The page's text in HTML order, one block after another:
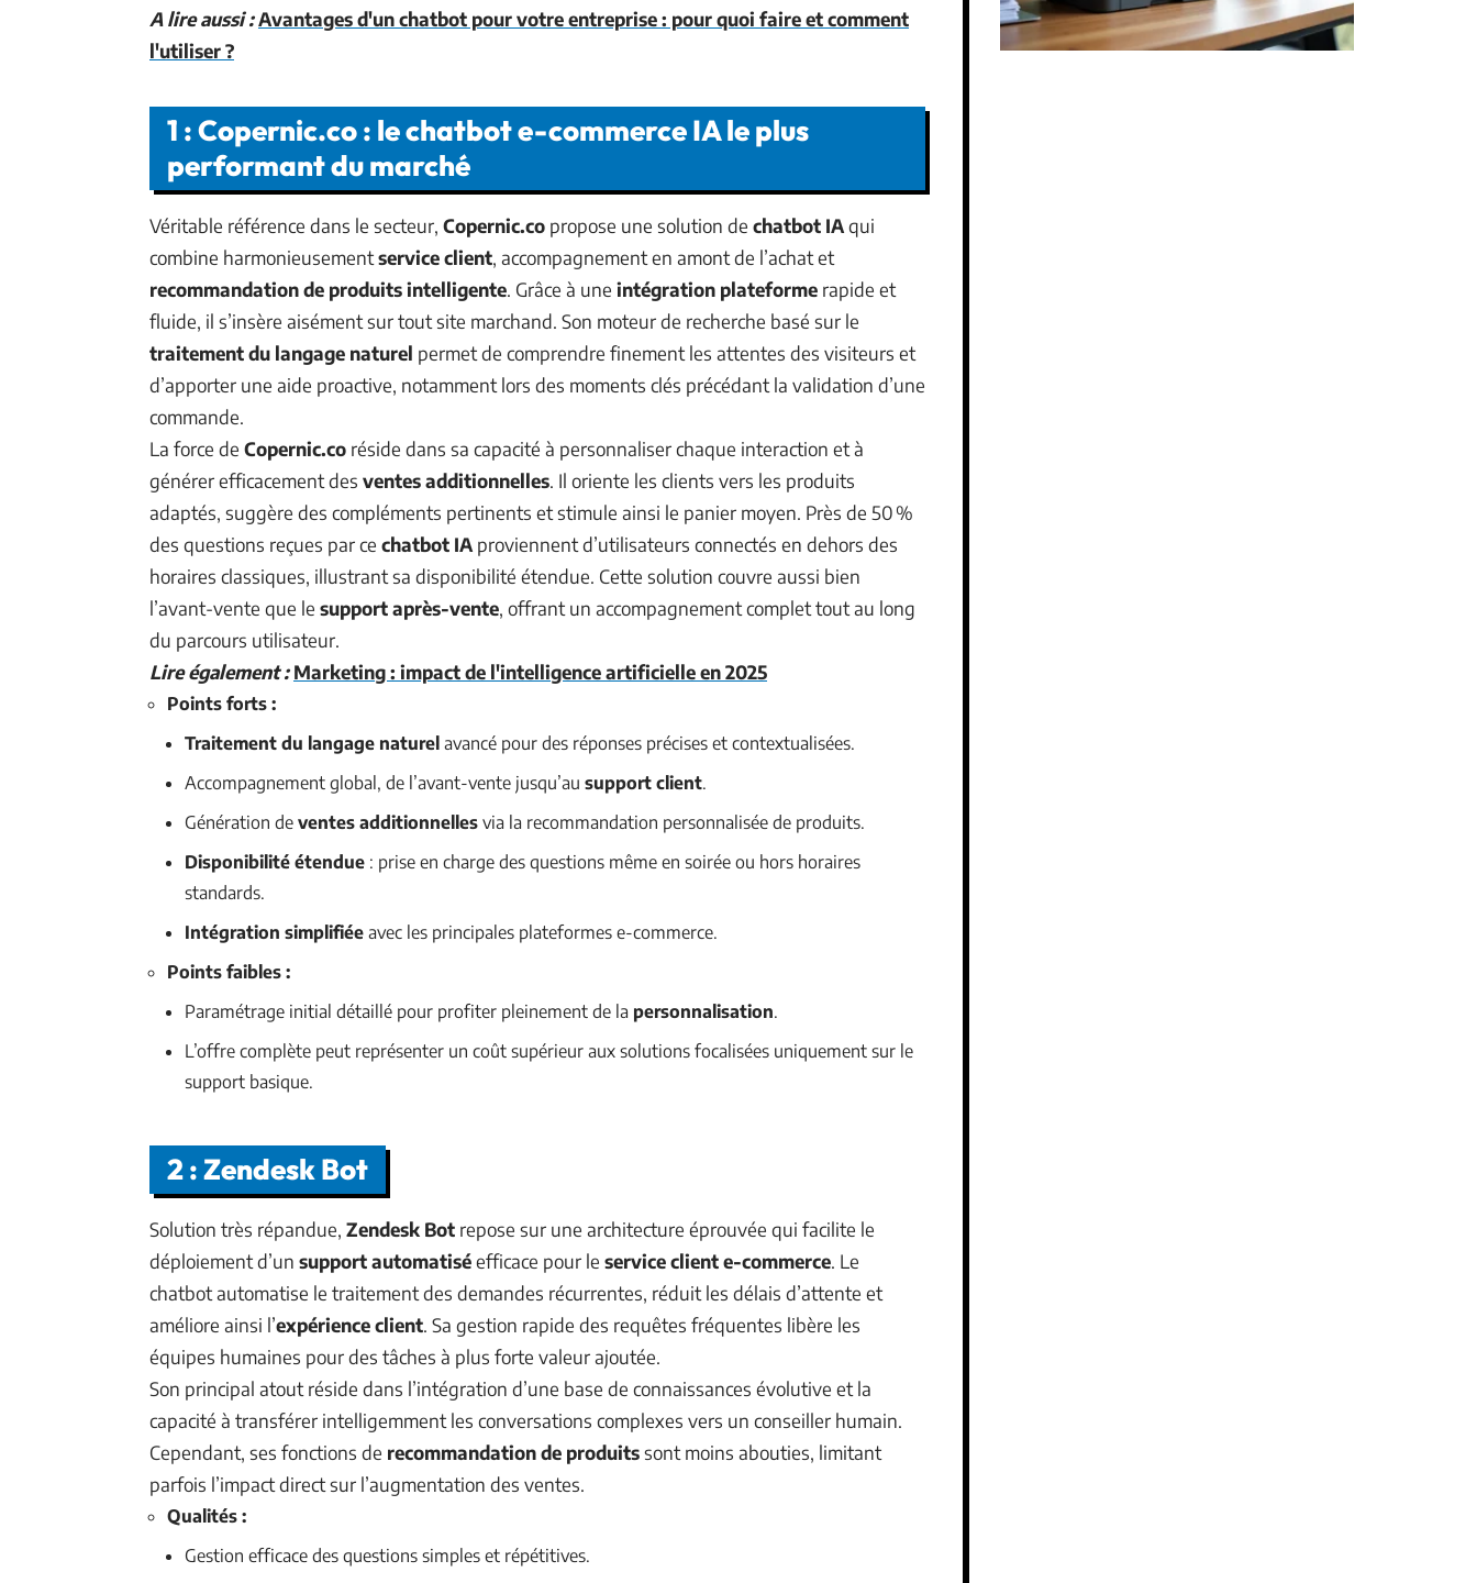
A lire aussi :Avantages d'un chatbot pour votre entreprise : pour quoi faire et comment
l'utiliser ?
1 : Copernic.co : le chatbot e-commerce IA le plus
performant du marché
Véritable référence dans le secteur, Copernic.co propose une solution de chatbot IAqui
combine harmonieusementservice client, accompagnement en amont de l’achat et
recommandation de produits intelligente. Grâce à une intégration plateforme rapide et
fluide, il s’insère aisément sur tout site marchand. Son moteur de recherche basé sur le
traitement du langage naturel permet de comprendre finement les attentes des visiteurs et
d’apporter une aide proactive, notamment lors des moments clés précédant la validation d’une
commande.
La force de Copernic.co réside dans sa capacité à personnaliser chaque interaction et à
générer efficacement des ventes additionnelles. Il oriente les clients vers les produits
adaptés, suggère des compléments pertinents et stimule ainsi le panier moyen. Près de 50 %
des questions reçues par ce chatbot IA proviennent d’utilisateurs connectés en dehors des
horaires classiques, illustrant sa disponibilité étendue. Cette solution couvre aussi bien
l’avant-vente que le support après-vente, offrant un accompagnement complet tout au long
du parcours utilisateur.
Lire également : Marketing : impact de l'intelligence artificielle en 2025
Points forts :
Traitement du langage naturel avancé pour des réponses précises et contextualisées.
Accompagnement global, de l’avant-vente jusqu’au support client.
Génération de ventes additionnelles via la recommandation personnalisée de produits.
Disponibilité étendue : prise en charge des questions même en soirée ou hors horaires
standards.
Intégration simplifiée avec les principales plateformes e-commerce.
Points faibles :
Paramétrage initial détaillé pour profiter pleinement de la personnalisation.
L’offre complète peut représenter un coût supérieur aux solutions focalisées uniquement sur le
support basique.
2 : Zendesk Bot
Solution très répandue, Zendesk Bot repose sur une architecture éprouvée qui facilite le
déploiement d’un support automatiséefficace pour le service client e-commerce. Le
chatbot automatise le traitement des demandes récurrentes, réduit les délais d’attente et
améliore ainsi l’expérience client. Sa gestion rapide des requêtes fréquentes libère les
équipes humaines pour des tâches à plus forte valeur ajoutée.
Son principal atout réside dans l’intégration d’une base de connaissances évolutive et la
capacité à transférer intelligemment les conversations complexes vers un conseiller humain.
Cependant, ses fonctions de recommandation de produitssont moins abouties, limitant
parfois l’impact direct sur l’augmentation des ventes.
Qualités :
Gestion efficace des questions simples et répétitives.